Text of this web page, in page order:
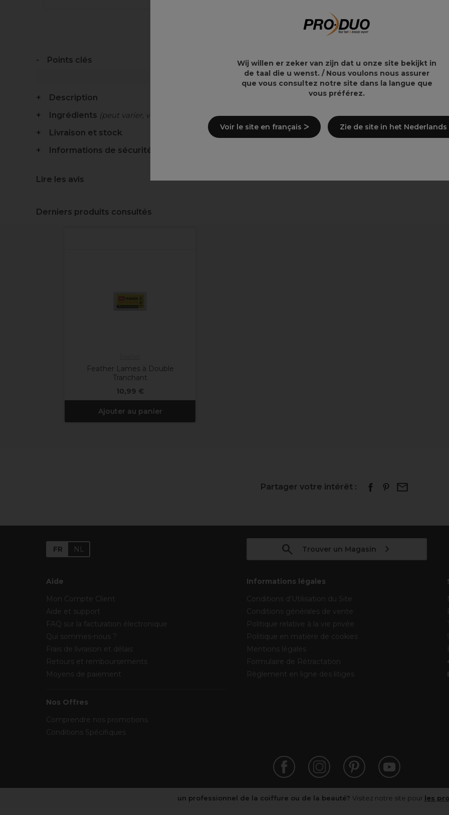
Points clés
Description
Ingrédients (peut varier, voir emballage)
Livraison et stock
Informations de sécurité
Lire les avis
Derniers produits consultés
Feather Lames à Double
Tranchant
10,99 €
Ajouter au panier
Partager votre intérêt :
FR NL Trouver un Magasin
Aide
Mon Compte Client
Aide et support
FAQ sur la facturation électronique
Qui sommes-nous ?
Frais de livraison et délais
Retours et remboursements
Moyens de paiement
Nos Offres
Comprendre nos promotions
Conditions Spécifiques
Informations légales
Conditions d’Utilisation du Site
Conditions générales de vente
Politique relative à la vie privée
Politique en matière de cookies
Mentions légales
Formulaire de Rétractation
Règlement en ligne des litiges
un professionnel de la coiffure ou de la beauté? Visitez notre site pour les
Wij willen er zeker van zijn dat u onze site bekijkt in
de taal die u wenst. / Nous voulons nous assurer
que vous consultez notre site dans la langue que
vous préférez.
Voir le site en français ᐳ Zie de site in het Nederlands